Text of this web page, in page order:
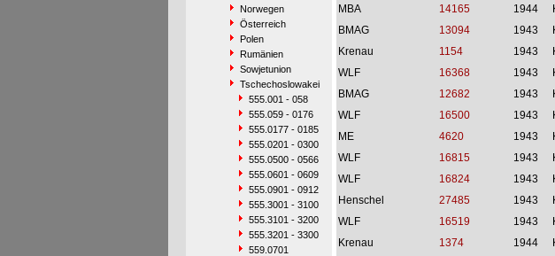
Norwegen
Österreich
Polen
Rumänien
Sowjetunion
Tschechoslowakei
555.001 - 058
555.059 - 0176
555.0177 - 0185
555.0201 - 0300
555.0500 - 0566
555.0601 - 0609
555.0901 - 0912
555.3001 - 3100
555.3101 - 3200
555.3201 - 3300
559.0701
MBA
14165 1944
BMAG
13094 1943
Krenau
1154 1943
WLF
16368 1943
BMAG
12682 1943
WLF
16500 1943
ME
4620 1943
WLF
16815 1943
WLF
16824 1943
Henschel
27485 1943
WLF
16519 1943
Krenau
1374 1944